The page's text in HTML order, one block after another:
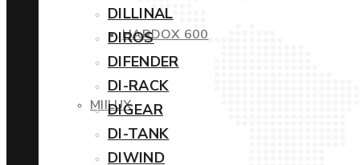
HARDOX 600
MIILUX
DILLINAL
DIROS
DIFENDER
DI-RACK
DIGEAR
DI-TANK
DIWIND